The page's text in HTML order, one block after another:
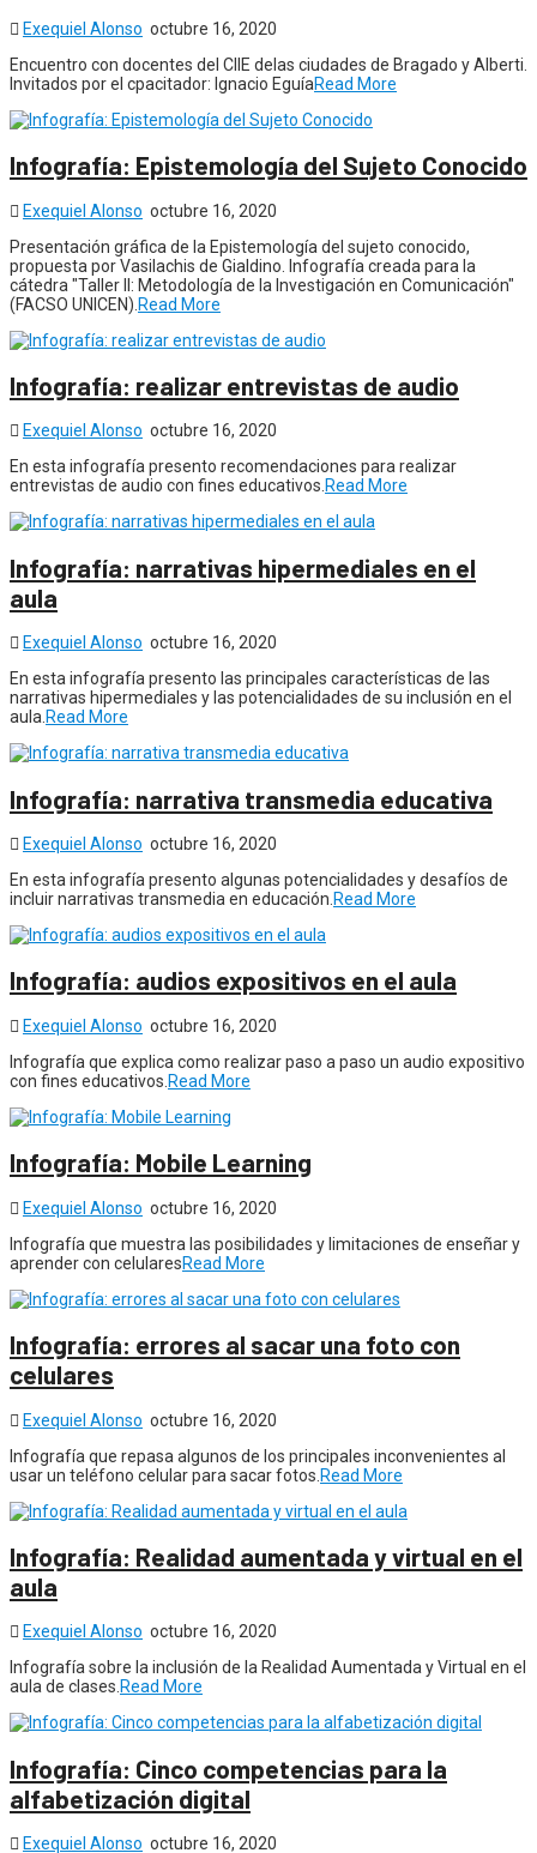
Exequiel Alonso octubre 16, 2020
Encuentro con docentes del CIIE delas ciudades de Bragado y Alberti.
Invitados por el cpacitador: Ignacio EguíaRead More
Infografía: Epistemología del Sujeto Conocido
Exequiel Alonso octubre 16, 2020
Presentación gráfica de la Epistemología del sujeto conocido,
propuesta por Vasilachis de Gialdino. Infografía creada para la
cátedra "Taller II: Metodología de la Investigación en Comunicación"
(FACSO UNICEN). Read More
Infografía: realizar entrevistas de audio
Exequiel Alonso octubre 16, 2020
En esta infografía presento recomendaciones para realizar
entrevistas de audio con fines educativos.Read More
Infografía: narrativas hipermediales en el
aula
Exequiel Alonso octubre 16, 2020
En esta infografía presento las principales características de las
narrativas hipermediales y las potencialidades de su inclusión en el
aula.Read More
Infografía: narrativa transmedia educativa
Exequiel Alonso octubre 16, 2020
En esta infografía presento algunas potencialidades y desafíos de
incluir narrativas transmedia en educación. Read More
Infografía: audios expositivos en el aula
Exequiel Alonso octubre 16, 2020
Infografía que explica como realizar paso a paso un audio expositivo
con fines educativos. Read More
Infografía: Mobile Learning
Exequiel Alonso octubre 16, 2020
Infografía que muestra las posibilidades y limitaciones de enseñar y
aprender con celularesRead More
Infografía: errores al sacar una foto con
celulares
Exequiel Alonso octubre 16, 2020
Infografía que repasa algunos de los principales inconvenientes al
usar un teléfono celular para sacar fotos. Read More
Infografía: Realidad aumentada y virtual en el
aula
Exequiel Alonso octubre 16, 2020
Infografía sobre la inclusión de la Realidad Aumentada y Virtual en el
aula de clases.Read More
Infografía: Cinco competencias para la
alfabetización digital
Exequiel Alonso octubre 16, 2020